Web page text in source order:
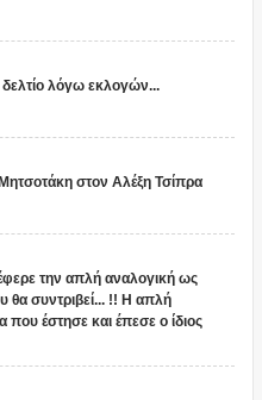
λόγω εκλογών...
στον Αλέξη Τσίπρα
την απλή αναλογική ως
θα συντριβεί... !! Η απλή
που έστησε και έπεσε ο ίδιος